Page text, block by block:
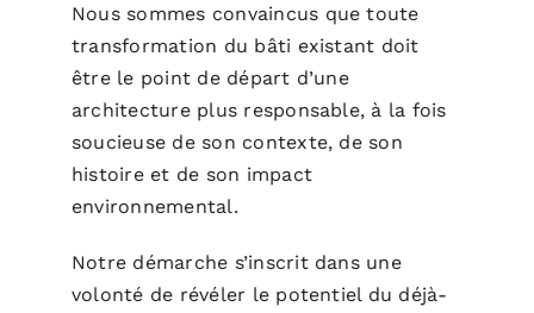
Nous sommes convaincus que toute
transformation du bâti existant doit
être le point de départ d’une
architecture plus responsable, à la fois
soucieuse de son contexte, de son
histoire et de son impact
environnemental.
Notre démarche s’inscrit dans une
volonté de révéler le potentiel du déjà-